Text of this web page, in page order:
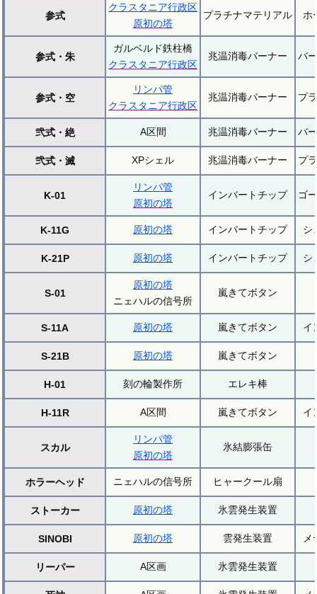
参式
クラスタニア行政区
原初の塔
プラチナマテリアル ホ
参式・朱
ガルベルド鉄柱橋
クラスタニア行政区
兆温消毒バーナー バ
参式・空
リンパ管
クラスタニア行政区
兆温消毒バーナー プ
弐式・絶 A区間 兆温消毒バーナー バ
弐式・滅 XPシェル 兆温消毒バーナー プ
K-01
リンパ管
原初の塔
インバートチップ ゴ
K-11G 原初の塔 インバートチップ シ
K-21P 原初の塔 インバートチップ シ
S-01
原初の塔
ニェハルの信号所
嵐きてボタン
S-11A 原初の塔 嵐きてボタン イ
S-21B 原初の塔 嵐きてボタン
H-01 刻の輪製作所 エレキ棒
H-11R A区間 嵐きてボタン イ
スカル
リンパ管
原初の塔
氷結膨張缶
ホラーヘッド ニェハルの信号所 ヒャークール扇
ストーカー 原初の塔 氷雲発生装置
SINOBI 原初の塔 雲発生装置
リーパー A区画 氷雲発生装置